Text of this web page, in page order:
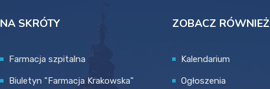
NA SKRÓTY
Farmacja szpitalna
Biuletyn "Farmacja Krakowska"
ZOBACZ RÓWNIEŻ
Kalendarium
Ogłoszenia